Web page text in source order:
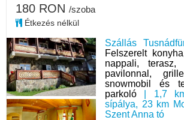
Szállás
Felszerelt
nappali,
pavilonnal,
snowmobil és
parkoló | 1,7 km
sípálya, 23 km
Szent Anna tó
180 RON /szoba
Étkezés nélkül